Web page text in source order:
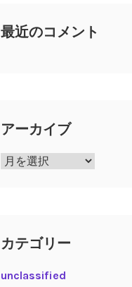
最近のコメント
アーカイブ
ア
カテゴリー
unclassified